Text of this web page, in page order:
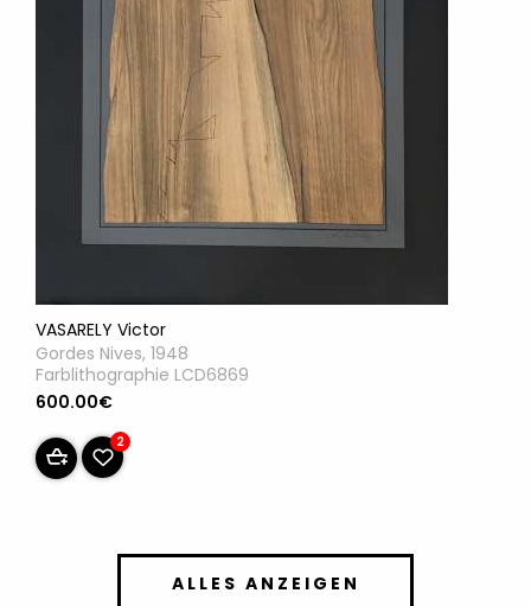
VASARELY Victor
Gordes Nives, 1948
Farblithographie LCD6869
600.00€
2
ALLES ANZEIGEN